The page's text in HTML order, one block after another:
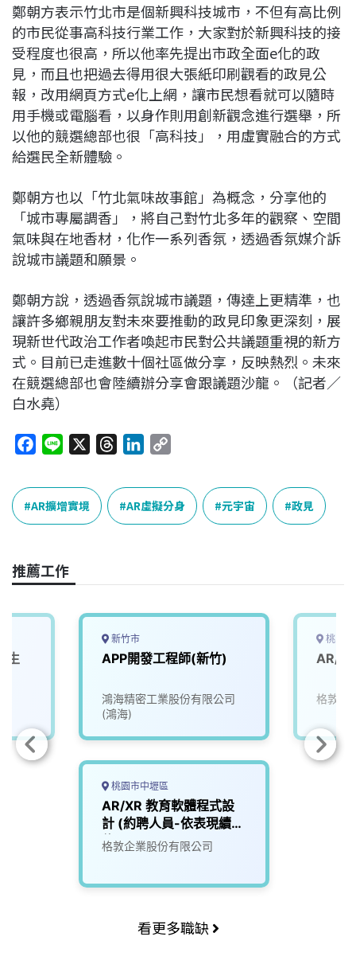
鄭朝方表示竹北市是個新興科技城市，不但有高比例
的市民從事高科技行業工作，大家對於新興科技的接
受程度也很高，所以他率先提出市政全面e化的政
見，而且也把過去得用很大張紙印刷觀看的政見公
報，改用網頁方式e化上網，讓市民想看就可以隨時
用手機或電腦看，以身作則用創新觀念進行選舉，所
以他的競選總部也很「高科技」，用虛實融合的方式
給選民全新體驗。
鄭朝方也以「竹北氣味故事館」為概念，分享他的
「城市專屬調香」，將自己對竹北多年的觀察、空間
氣味與在地香材，化作一系列香氛，透過香氛媒介訴
說城市議題和願景。
鄭朝方說，透過香氛說城市議題，傳達上更精準，也
讓許多鄉親朋友對未來要推動的政見印象更深刻，展
現新世代政治工作者喚起市民對公共議題重視的新方
式。目前已走進數十個社區做分享，反映熱烈。未來
在競選總部也會陸續辦分享會跟議題沙龍。（記者／
白水堯）
c
e
b
o
k
n
e
r
e
a
n
k
e
n
p
y
L
k
AR擴增實境 AR虛擬分身 元宇宙 政見
推薦工作
生
新竹市
APP開發工程師(新竹)
鴻海精密工業股份有限公司
(鴻海)
桃園市中壢區
AR/XR 教育軟體程式設
計 (約聘人員-依表現續
約)
格敦企業股份有限公司
桃園
AR/
格敦企
看更多職缺